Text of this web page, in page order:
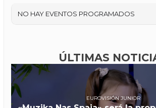
NO HAY EVENTOS PROGRAMADOS
ÚLTIMAS
EUROVISIÓN JUNIOR